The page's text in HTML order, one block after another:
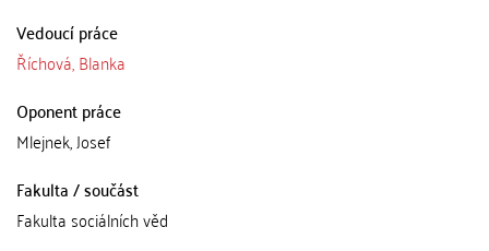
Vedoucí práce
Říchová, Blanka
Oponent práce
Mlejnek, Josef
Fakulta / součást
Fakulta sociálních věd